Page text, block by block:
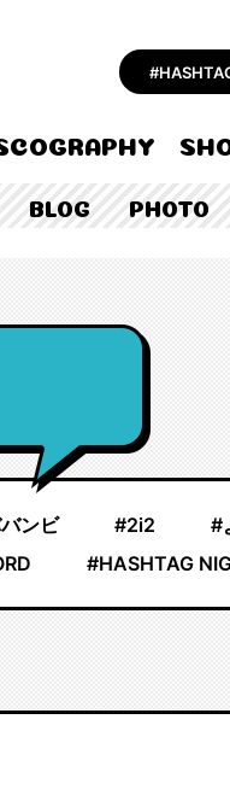
BLOG PHOTO
ンビ #2i2
#
#HASHTAG